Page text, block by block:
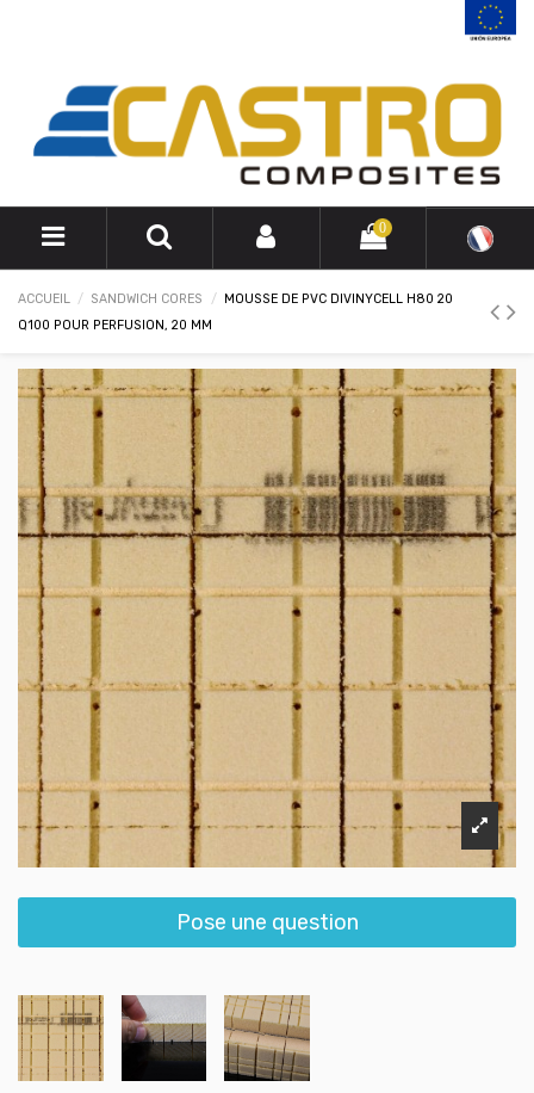
0
ACCUEIL SANDWICH CORES
MOUSSE DE PVC DIVINYCELL H80 20
Q100 POUR PERFUSION, 20 MM
Pose une question